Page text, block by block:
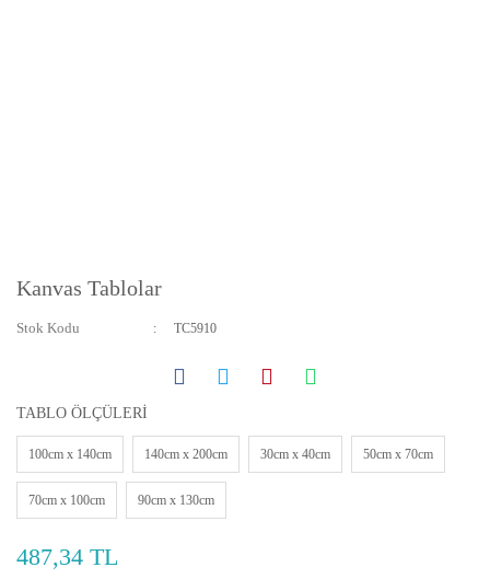
Kanvas Tablolar
Stok Kodu TC5910
TABLO ÖLÇÜLERİ
100cm x 140cm 140cm x 200cm 30cm x 40cm 50cm x 70cm
70cm x 100cm 90cm x 130cm
487,34 TL